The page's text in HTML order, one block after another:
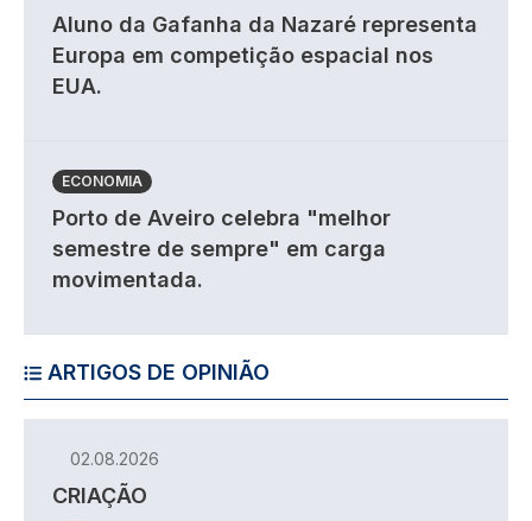
Aluno da Gafanha da Nazaré representa
Europa em competição espacial nos
EUA.
ECONOMIA
Porto de Aveiro celebra "melhor
semestre de sempre" em carga
movimentada.
ARTIGOS DE OPINIÃO
02.08.2026
CRIAÇÃO